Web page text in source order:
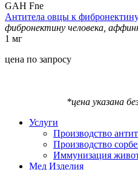
GAH Fne
Антитела овцы к
фибронектину человека,
1 мг
цена по запросу
*цена указана
Услуги
Производство
Производство
Иммунизация
Мед Изделия